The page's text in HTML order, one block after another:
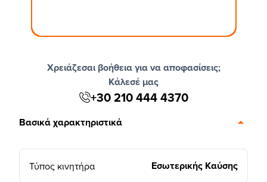
Χρειάζεσαι βοήθεια για να αποφασίσεις;
Κάλεσέ μας
+30 210 444 4370
Βασικά χαρακτηριστικά
Τύπος κινητήρα Εσωτερικής Καύσης